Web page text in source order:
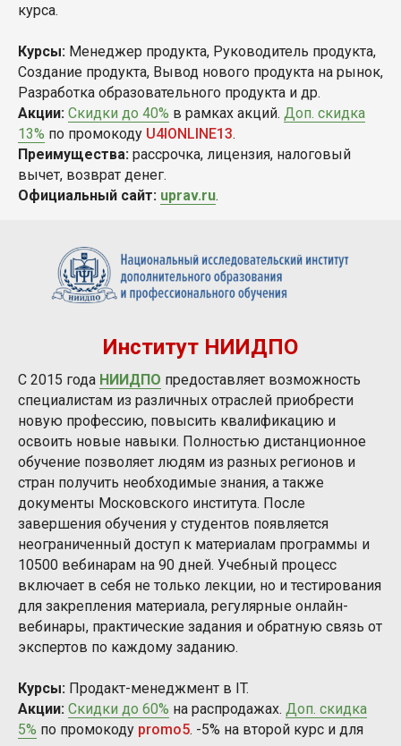
курса.
Курсы: Менеджер продукта, Руководитель продукта,
Создание продукта, Вывод нового продукта на рынок,
Разработка образовательного продукта и др.
Акции: Скидки до 40% в рамках акций. Доп. скидка
13% по промокоду U4IONLINE13.
Преимущества: рассрочка, лицензия, налоговый
вычет, возврат денег.
Официальный сайт: uprav.ru.
Институт НИИДПО
С 2015 года НИИДПО предоставляет возможность
специалистам из различных отраслей приобрести
новую профессию, повысить квалификацию и
освоить новые навыки. Полностью дистанционное
обучение позволяет людям из разных регионов и
стран получить необходимые знания, а также
документы Московского института. После
завершения обучения у студентов появляется
неограниченный доступ к материалам программы и
10500 вебинарам на 90 дней. Учебный процесс
включает в себя не только лекции, но и тестирования
для закрепления материала, регулярные онлайн-
вебинары, практические задания и обратную связь от
экспертов по каждому заданию.
Курсы: Продакт-менеджмент в IT.
Акции: Скидки до 60% на распродажах. Доп. скидка
5% по промокоду promo5. -5% на второй курс и для